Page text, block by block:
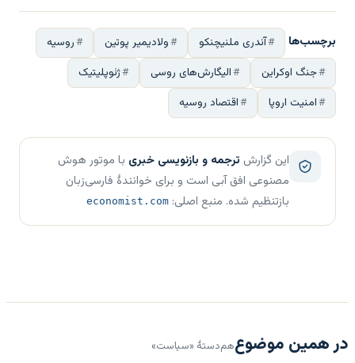
برچسب‌ها آندری ملنیچنکو ولادیمیر پوتین
روسیه
جنگ اوکراین
الیگارش‌های روسی
ژئوپلیتیک
امنیت اروپا
اقتصاد روسیه
این گزارش ترجمه و بازنویسی خبری با موتور هوش
مصنوعی افق آبی است و برای خوانندهٔ فارسی‌زبان
بازتنظیم شده. منبع اصلی: economist.com
در همین موضوعهم‌دستهٔ «سیاست»